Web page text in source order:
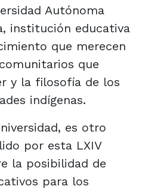
Autónoma
institución educativa
que merecen
que
y la filosofía de los
indígenas.
es otro
por esta LXIV
la posibilidad de
para los